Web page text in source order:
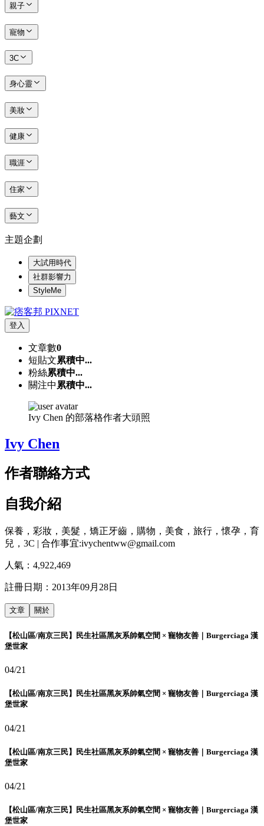
親子
寵物
3C
身心靈
美妝
健康
職涯
住家
藝文
主題企劃
大試用時代
社群影響力
StyleMe
登入
文章數0
短貼文累積中...
粉絲累積中...
關注中 累積中...
Ivy Chen 的部落格作者大頭照
Ivy Chen
作者聯絡方式
自我介紹
保養，彩妝，美髮，矯正牙齒，購物，美食，旅行，懷孕，育
兒，3C | 合作事宜:ivychentww@gmail.com
人氣： 4,922,469
註冊日期： 2013年09月28日
文章 關於
【松山區/南京三民】民生社區黑灰系帥氣空間 × 寵物友善｜Burgerciaga 漢
堡世家
04/21
【松山區/南京三民】民生社區黑灰系帥氣空間 × 寵物友善｜Burgerciaga 漢
堡世家
04/21
【松山區/南京三民】民生社區黑灰系帥氣空間 × 寵物友善｜Burgerciaga 漢
堡世家
04/21
【松山區/南京三民】民生社區黑灰系帥氣空間 × 寵物友善｜Burgerciaga 漢
堡世家